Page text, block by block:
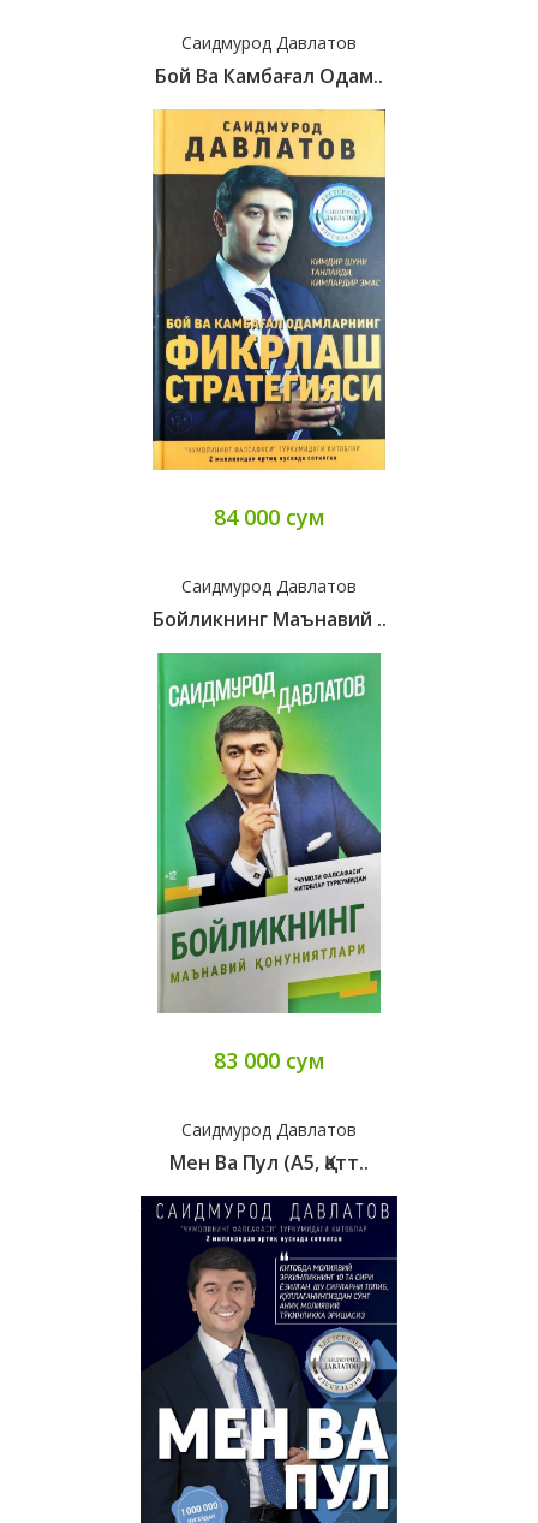
Саидмурод Давлатов
Бой Ва Камбағал Одам..
84 000 сум
Саидмурод Давлатов
Бойликнинг Маънавий ..
83 000 сум
Саидмурод Давлатов
Мен Ва Пул (А5, Қатт..